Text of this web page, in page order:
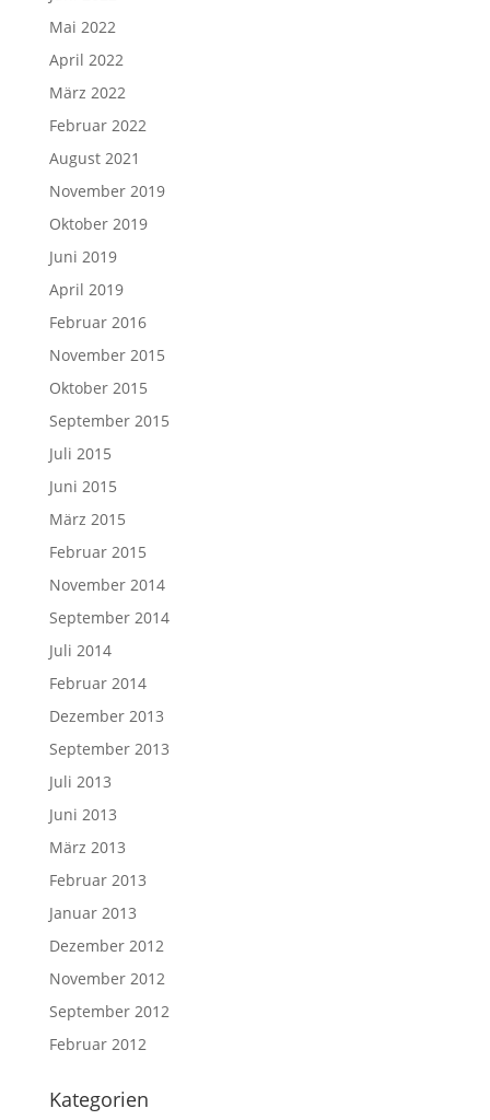
Mai 2022
April 2022
März 2022
Februar 2022
August 2021
November 2019
Oktober 2019
Juni 2019
April 2019
Februar 2016
November 2015
Oktober 2015
September 2015
Juli 2015
Juni 2015
März 2015
Februar 2015
November 2014
September 2014
Juli 2014
Februar 2014
Dezember 2013
September 2013
Juli 2013
Juni 2013
März 2013
Februar 2013
Januar 2013
Dezember 2012
November 2012
September 2012
Februar 2012
Kategorien